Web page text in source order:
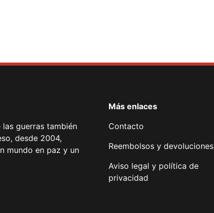
guerras también
desde 2004,
mundo en paz y un
Más enlaces
Contacto
Reembolsos y devoluciones
Aviso legal y política de
privacidad